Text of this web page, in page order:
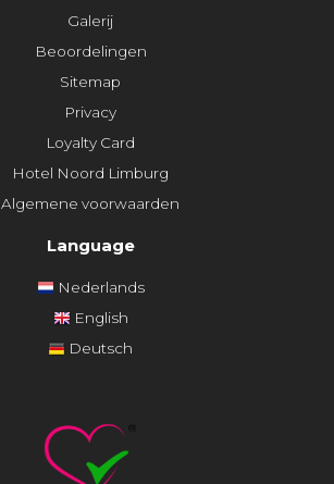
Galerij
Beoordelingen
Sitemap
Privacy
Loyalty Card
Hotel Noord Limburg
Algemene voorwaarden
Language
Nederlands
English
Deutsch